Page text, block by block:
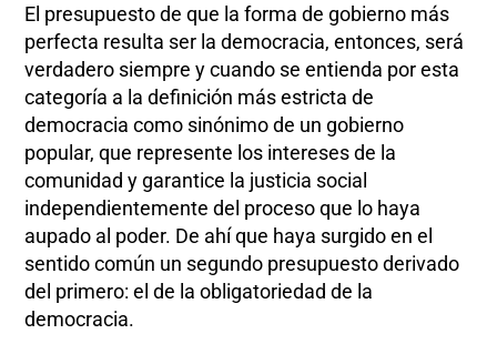
El presupuesto de que la forma de gobierno más
perfecta resulta ser la democracia, entonces, será
verdadero siempre y cuando se entienda por esta
categoría a la definición más estricta de
democracia como sinónimo de un gobierno
popular, que represente los intereses de la
comunidad y garantice la justicia social
independientemente del proceso que lo haya
aupado al poder. De ahí que haya surgido en el
sentido común un segundo presupuesto derivado
del primero: el de la obligatoriedad de la
democracia.